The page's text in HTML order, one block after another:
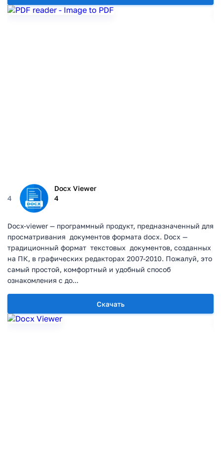
4
Docx Viewer
4
Скачать
Docx-viewer — программный продукт, предназначенный для
просматривания документов формата docx. Docx —
традиционный формат текстовых документов, созданных
на ПК, в графических редакторах 2007-2010. Пожалуй, это
самый простой, комфортный и удобный способ
ознакомления с до...